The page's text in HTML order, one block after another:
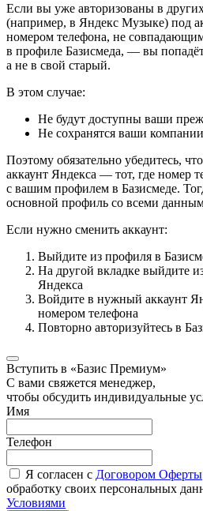
Если вы уже авторизованы в
(например, в Яндекс Музыке) под
номером телефона, не
в профиле Базисмеда, — вы
а не в свой старый.
В этом случае:
Не будут доступны ваши
Не сохранятся ваши
Поэтому обязательно убедитесь,
аккаунт Яндекса — тот, где номер
с вашим профилем в Базисмеде.
основной профиль со всеми
Если нужно сменить аккаунт:
Выйдите из профиля в
На другой вкладке выйдите
Яндекса
Войдите в нужный аккаунт
номером телефона
Повторно авторизуйтесь в
Вступить в «Базис Премиум»
С вами свяжется менеджер,
чтобы обсудить индивидуальные
Имя
Телефон
Я согласен с Договором Оферты
обработку своих персональных
Условиями